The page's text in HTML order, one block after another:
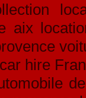
aix
hire